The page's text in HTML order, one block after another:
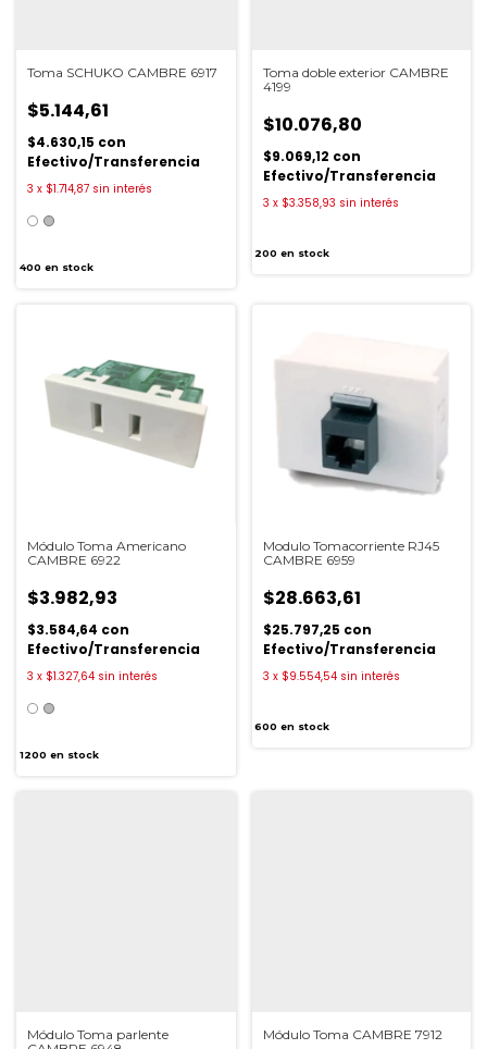
Toma SCHUKO CAMBRE 6917
$5.144,61
$4.630,15 con
Efectivo/Transferencia
3 x $1.714,87 sin interés
400 en stock
Toma doble exterior CAMBRE
4199
$10.076,80
$9.069,12 con
Efectivo/Transferencia
3 x $3.358,93 sin interés
200 en stock
Módulo Toma Americano
CAMBRE 6922
$3.982,93
$3.584,64 con
Efectivo/Transferencia
3 x $1.327,64 sin interés
1200 en stock
Modulo Tomacorriente RJ45
CAMBRE 6959
$28.663,61
$25.797,25 con
Efectivo/Transferencia
3 x $9.554,54 sin interés
600 en stock
Módulo Toma parlente
Módulo Toma CAMBRE 7912